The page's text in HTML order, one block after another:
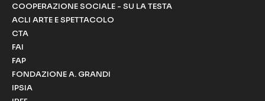
COOPERAZIONE SOCIALE - SU LA TESTA
ACLI ARTE E SPETTACOLO
CTA
FAI
FAP
FONDAZIONE A. GRANDI
IPSIA